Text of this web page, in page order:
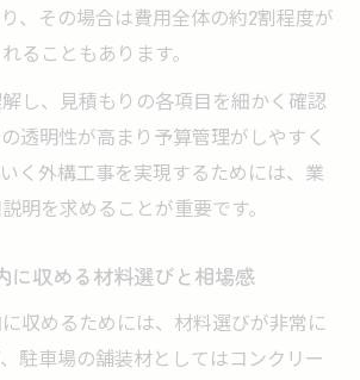
、その場合は費用全体の約2割程度が
ることもあります。
し、見積もりの各項目を細かく確認
透明性が高まり予算管理がしやすく
く外構工事を実現するためには、業
明を求めることが重要です。
に収める材料選びと相場感
収めるためには、材料選びが非常に
駐車場の舗装材としてはコンクリー